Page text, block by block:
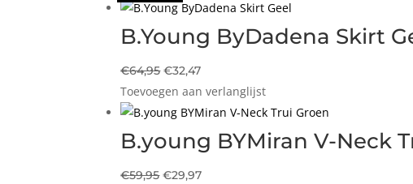
B.Young ByDadena Skirt
€64,95Oorspronkelijke
prijs
was:
€32,47Huidige
prijs
is:
€32,47.
Toevoegen aan verlanglijst
B.young BYMiran V-Neck
€59,95Oorspronkelijke
€29,97Huidige